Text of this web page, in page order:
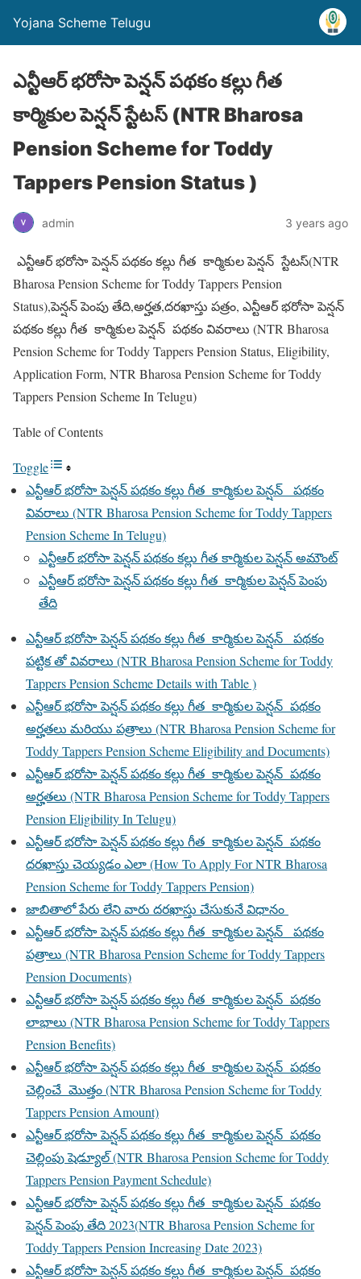
Yojana Scheme Telugu
ఎన్టీఆర్ భరోసా పెన్షన్ పథకం కల్లు గీత
కార్మికుల పెన్షన్ స్టేటస్ (NTR Bharosa
Pension Scheme for Toddy
Tappers Pension Status )
admin 3 years ago
ఎన్టీఆర్ భరోసా పెన్షన్ పథకం కల్లు గీత కార్మికుల పెన్షన్ స్టేటస్(NTR
Bharosa Pension Scheme for Toddy Tappers Pension
Status),పెన్షన్ పెంపు తేది,అర్హత,దరఖాస్తు పత్రం, ఎన్టీఆర్ భరోసా పెన్షన్
పథకం కల్లు గీత కార్మికుల పెన్షన్ పథకం వివరాలు (NTR Bharosa
Pension Scheme for Toddy Tappers Pension Status, Eligibility,
Application Form, NTR Bharosa Pension Scheme for Toddy
Tappers Pension Scheme In Telugu)
Table of Contents
Toggle
ఎన్టీఆర్ భరోసా పెన్షన్ పథకం కల్లు గీత కార్మికుల పెన్షన్ పథకం
వివరాలు (NTR Bharosa Pension Scheme for Toddy Tappers
Pension Scheme In Telugu)
ఎన్టీఆర్ భరోసా పెన్షన్ పథకం కల్లు గీత కార్మికుల పెన్షన్ అమౌంట్
ఎన్టీఆర్ భరోసా పెన్షన్ పథకం కల్లు గీత కార్మికుల పెన్షన్ పెంపు
తేది
ఎన్టీఆర్ భరోసా పెన్షన్ పథకం కల్లు గీత కార్మికుల పెన్షన్ పథకం
పట్టిక తో వివరాలు (NTR Bharosa Pension Scheme for Toddy
Tappers Pension Scheme Details with Table )
ఎన్టీఆర్ భరోసా పెన్షన్ పథకం కల్లు గీత కార్మికుల పెన్షన్ పథకం
అర్హతలు మరియు పత్రాలు (NTR Bharosa Pension Scheme for
Toddy Tappers Pension Scheme Eligibility and Documents)
ఎన్టీఆర్ భరోసా పెన్షన్ పథకం కల్లు గీత కార్మికుల పెన్షన్ పథకం
అర్హతలు (NTR Bharosa Pension Scheme for Toddy Tappers
Pension Eligibility In Telugu)
ఎన్టీఆర్ భరోసా పెన్షన్ పథకం కల్లు గీత కార్మికుల పెన్షన్ పథకం
దరఖాస్తు చెయ్యడం ఎలా (How To Apply For NTR Bharosa
Pension Scheme for Toddy Tappers Pension)
జాబితాలో పేరు లేని వారు దరఖాస్తు చేసుకునే విధానం
ఎన్టీఆర్ భరోసా పెన్షన్ పథకం కల్లు గీత కార్మికుల పెన్షన్ పథకం
పత్రాలు (NTR Bharosa Pension Scheme for Toddy Tappers
Pension Documents)
ఎన్టీఆర్ భరోసా పెన్షన్ పథకం కల్లు గీత కార్మికుల పెన్షన్ పథకం
లాభాలు (NTR Bharosa Pension Scheme for Toddy Tappers
Pension Benefits)
ఎన్టీఆర్ భరోసా పెన్షన్ పథకం కల్లు గీత కార్మికుల పెన్షన్ పథకం
చెల్లించే మొత్తం (NTR Bharosa Pension Scheme for Toddy
Tappers Pension Amount)
ఎన్టీఆర్ భరోసా పెన్షన్ పథకం కల్లు గీత కార్మికుల పెన్షన్ పథకం
చెల్లింపు షెడ్యూల్ (NTR Bharosa Pension Scheme for Toddy
Tappers Pension Payment Schedule)
ఎన్టీఆర్ భరోసా పెన్షన్ పథకం కల్లు గీత కార్మికుల పెన్షన్ పథకం
పెన్షన్ పెంపు తేది 2023(NTR Bharosa Pension Scheme for
Toddy Tappers Pension Increasing Date 2023)
ఎన్టీఆర్ భరోసా పెన్షన్ పథకం కల్లు గీత కార్మికుల పెన్షన్ పథకం